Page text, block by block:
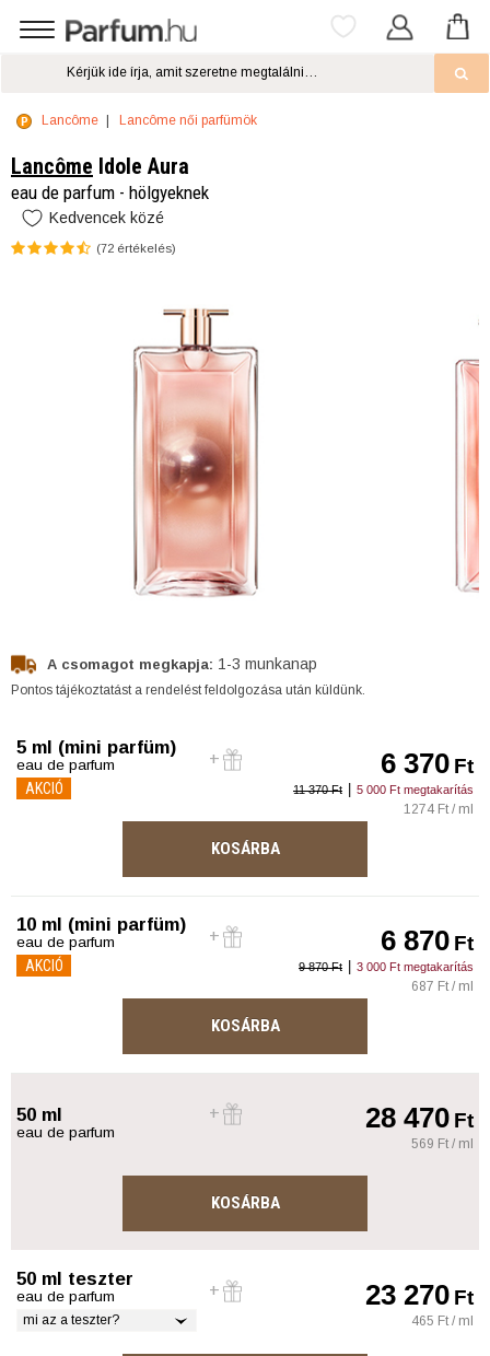
Lancôme Lancôme női parfümök
Lancôme Idole Aura
eau de parfum - hölgyeknek
Kedvencek közé
(72 értékelés)
A csomagot megkapja: 1-3 munkanap
Pontos tájékoztatást a rendelést feldolgozása után küldünk.
5 ml (mini parfüm)
eau de parfum
AKCIÓ 11 370 Ft | 5 000 Ft megtakarítás
6 370Ft
1274 Ft / ml
KOSÁRBA
10 ml (mini parfüm)
eau de parfum
AKCIÓ 9 870 Ft | 3 000 Ft megtakarítás
6 870Ft
687 Ft / ml
KOSÁRBA
50 ml
eau de parfum 28 470Ft
569 Ft / ml
KOSÁRBA
50 ml teszter
eau de parfum
mi az a teszter?
23 270Ft
465 Ft / ml